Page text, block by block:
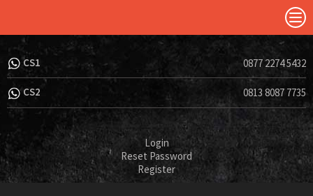
CS1 0877 2274 5432
CS2 0813 8087 7735
Login
Reset Password
Register